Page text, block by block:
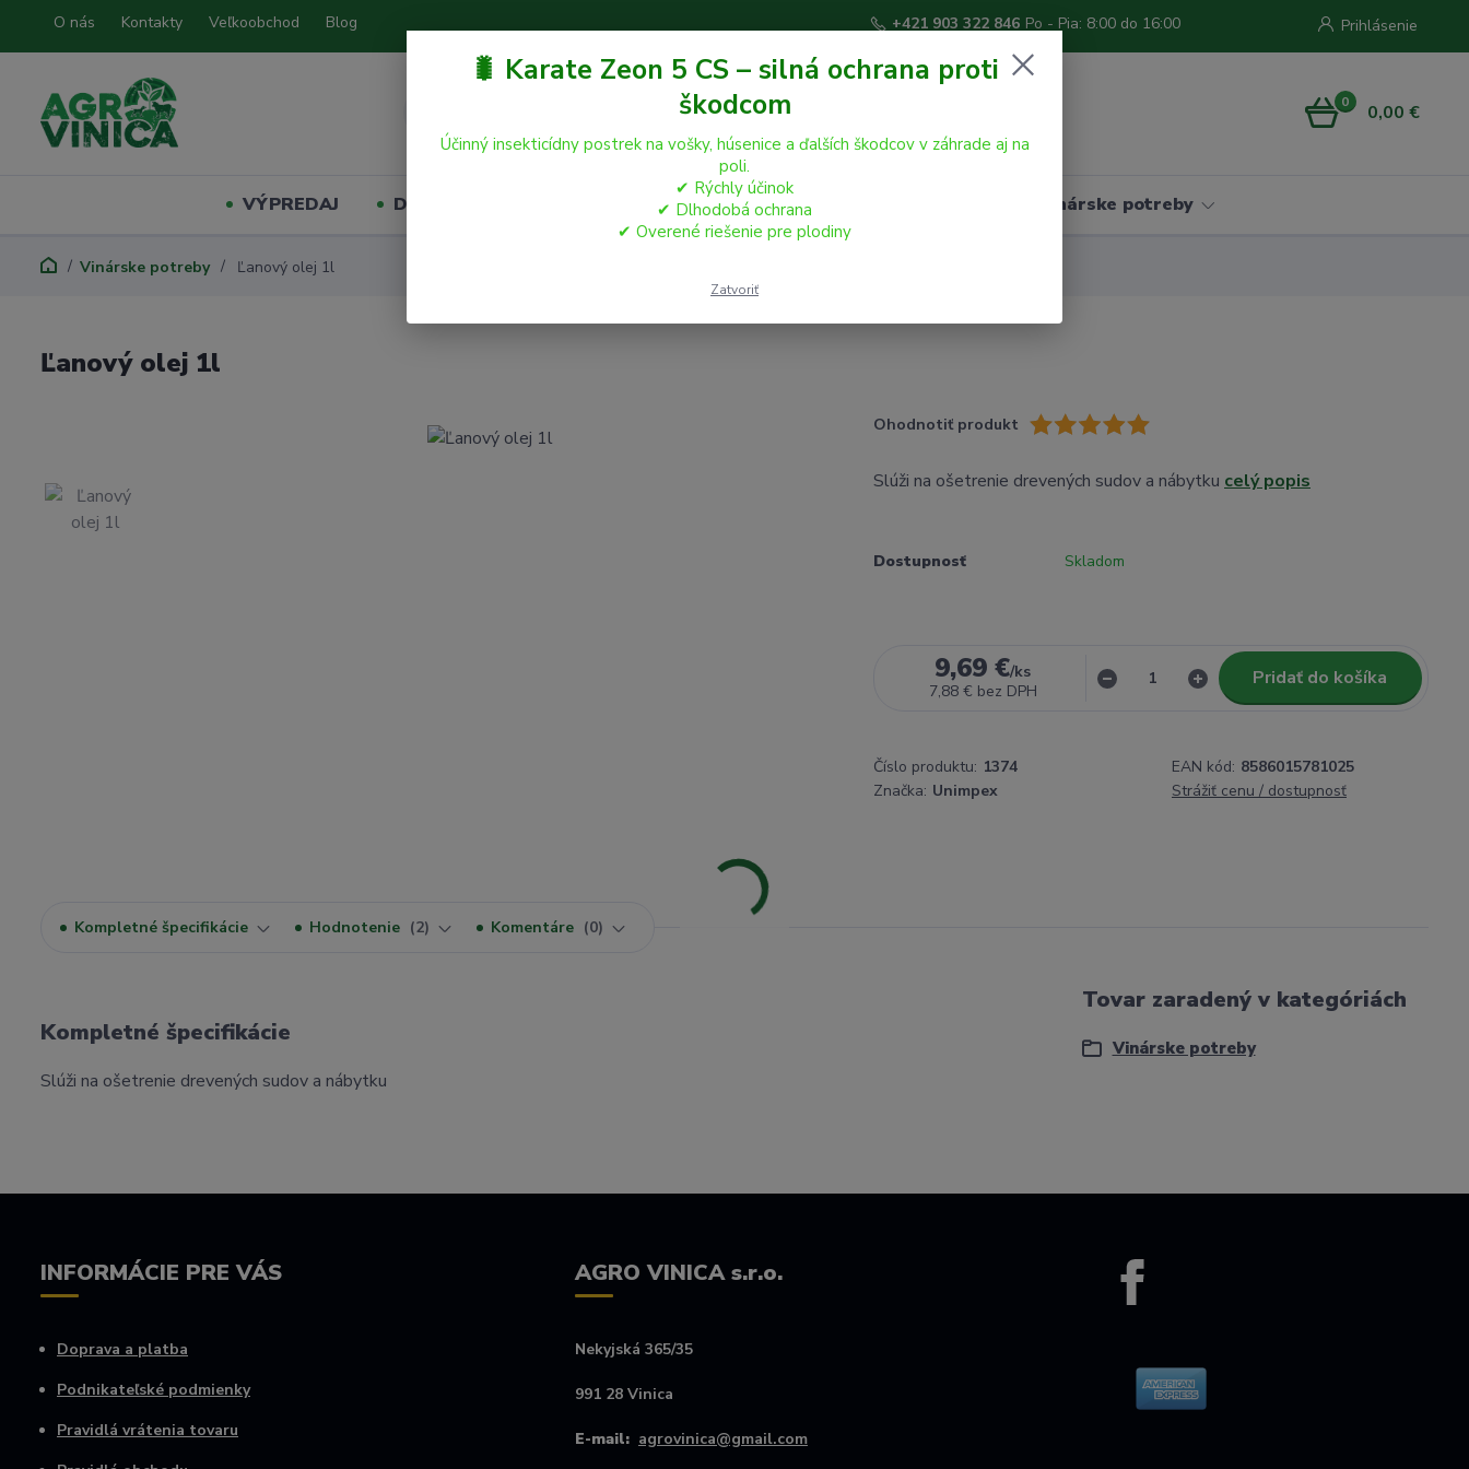
O nás Kontakty Veľkoobchod Blog Prihlásenie
+421 903 322 846 Po - Pia: 8:00 do 16:00
0 0,00 €
VÝPREDAJ Domáci miláčikovia Hospodárske zvieratá Vinárske potreby
Vinárske potreby Ľanový olej 1l
Ľanový olej 1l
Ohodnotiť produkt
Slúži na ošetrenie drevených sudov a nábytku celý popis
Dostupnosť Skladom
9,69 €/ks
7,88 € bez DPH
Pridať do košíka
Číslo produktu: 1374 EAN kód: 8586015781025
Značka: Unimpex Strážiť cenu / dostupnosť
Kompletné špecifikácie Hodnotenie 2 Komentáre 0
Kompletné špecifikácie
Slúži na ošetrenie drevených sudov a nábytku
Tovar zaradený v kategóriách
Vinárske potreby
INFORMÁCIE PRE VÁS
Doprava a platba
Podnikateľské podmienky
Pravidlá vrátenia tovaru
AGRO VINICA s.r.o.
Nekyjská 365/35
991 28 Vinica
E-mail: agrovinica@gmail.com
🐛 Karate Zeon 5 CS – silná ochrana proti
škodcom
Účinný insekticídny postrek na vošky, húsenice a ďalších škodcov v záhrade aj na
poli.
✔ Rýchly účinok
✔ Dlhodobá ochrana
✔ Overené riešenie pre plodiny
Zatvoriť